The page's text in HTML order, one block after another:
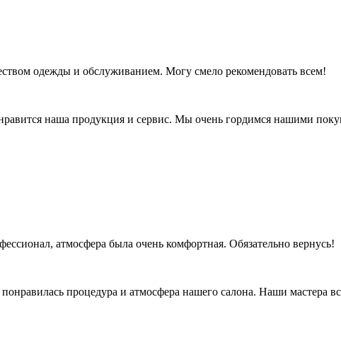
одежды и обслуживанием. Могу смело рекомендовать всем!
наша продукция и сервис. Мы очень гордимся нашими
атмосфера была очень комфортная. Обязательно вернусь!
процедура и атмосфера нашего салона. Наши мастера